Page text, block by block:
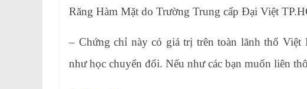
Răng Hàm Mặt do Trường Trung cấp Đại Việt
– Chứng chỉ này có giá trị trên toàn lãnh thổ Việt
như học chuyển đổi. Nếu như các bạn muốn liên